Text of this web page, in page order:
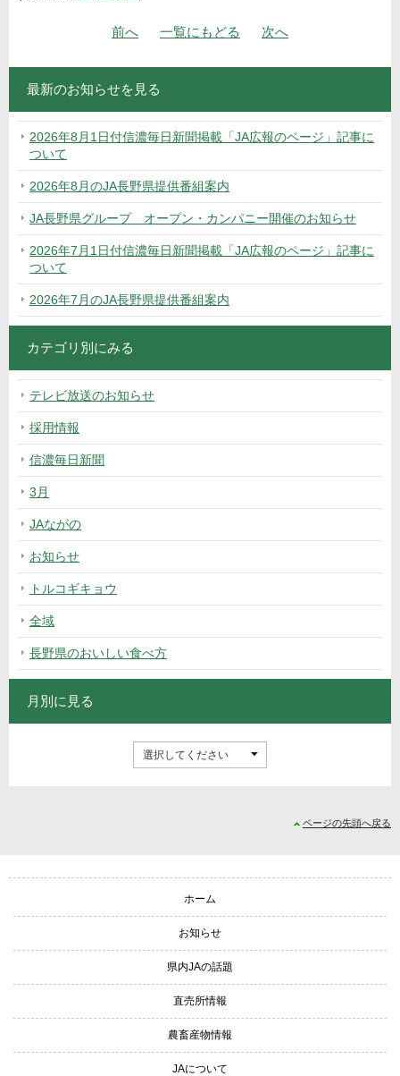
ナビゲーション
«
前の
稿
へ 一覧にもどる 次の
へ
最新のお知らせを見る
2026年8月1日付信濃毎日新聞掲載「JA広報のページ」記事に
ついて
2026年8月のJA長野県提供番組案内
JA長野県グループ オープン・カンパニー開催のお知らせ
2026年7月1日付信濃毎日新聞掲載「JA広報のページ」記事に
ついて
2026年7月のJA長野県提供番組案内
カテゴリ別にみる
テレビ放送のお知らせ
採用情報
信濃毎日新聞
3月
JAながの
お知らせ
トルコギキョウ
全域
長野県のおいしい食べ方
月別に見る
サイトナビゲーション
ホーム
お知らせ
県内JAの話題
直売所情報
農畜産物情報
JAについて
ページの先頭へ戻る